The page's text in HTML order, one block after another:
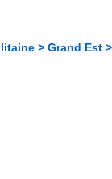
> Grand Est